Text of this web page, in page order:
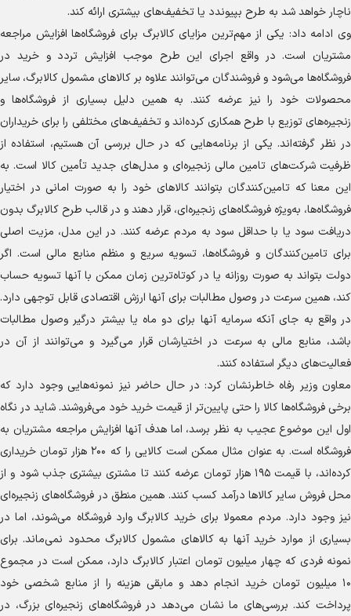
ناچار خواهد شد به طرح بپیوندد یا تخفیف‌های بیشتری ارائه کند.
وی ادامه داد: یکی از مهم‌ترین مزایای کالابرگ برای فروشگاه‌ها افزایش مراجعه
مشتریان است. در واقع اجرای این طرح موجب افزایش تردد و خرید در
فروشگاه‌ها می‌شود و فروشندگان می‌توانند علاوه بر کالا‌های مشمول کالابرگ، سایر
محصولات خود را نیز عرضه کنند. به همین دلیل بسیاری از فروشگاه‌ها و
زنجیره‌های توزیع با طرح همکاری کرده‌اند و تخفیف‌های مختلفی را برای خریداران
در نظر گرفته‌اند. یکی از برنامه‌هایی که در حال بررسی آن هستیم، استفاده از
ظرفیت شرکت‌های تامین مالی زنجیره‌ای و مدل‌های جدید تأمین کالا است. به
این معنا که تامین‌کنندگان بتوانند کالا‌های خود را به صورت امانی در اختیار
فروشگاه‌ها، به‌ویژه فروشگاه‌های زنجیره‌ای، قرار دهند و در قالب طرح کالابرگ بدون
دریافت سود یا با حداقل سود به مردم عرضه کنند. در این مدل، مزیت اصلی
برای تامین‌کنندگان و فروشگاه‌ها، تسویه سریع و منظم منابع مالی است. اگر
دولت بتواند به صورت روزانه یا در کوتاه‌ترین زمان ممکن با آنها تسویه حساب
کند، همین سرعت در وصول مطالبات برای آنها ارزش اقتصادی قابل توجهی دارد.
در واقع به جای آنکه سرمایه آنها برای دو ماه یا بیشتر درگیر وصول مطالبات
باشد، منابع مالی به سرعت در اختیارشان قرار می‌گیرد و می‌توانند از آن در
فعالیت‌های دیگر استفاده کنند.
معاون وزیر رفاه خاطرنشان کرد: در حال حاضر نیز نمونه‌هایی وجود دارد که
برخی فروشگاه‌ها کالا را حتی پایین‌تر از قیمت خرید خود می‌فروشند. شاید در نگاه
اول این موضوع عجیب به نظر برسد، اما هدف آنها افزایش مراجعه مشتریان به
فروشگاه است. به عنوان مثال ممکن است کالایی را که ۲۰۰ هزار تومان خریداری
کرده‌اند، با قیمت ۱۹۵ هزار تومان عرضه کنند تا مشتری بیشتری جذب شود و از
محل فروش سایر کالا‌ها درآمد کسب کنند. همین منطق در فروشگاه‌های زنجیره‌ای
نیز وجود دارد. مردم معمولا برای خرید کالابرگ وارد فروشگاه می‌شوند، اما در
بسیاری از موارد خرید آنها به کالا‌های مشمول کالابرگ محدود نمی‌ماند. برای
نمونه فردی که چهار میلیون تومان اعتبار کالابرگ دارد، ممکن است در مجموع
۱۰ میلیون تومان خرید انجام دهد و مابقی هزینه را از منابع شخصی خود
پرداخت کند. بررسی‌های ما نشان می‌دهد در فروشگاه‌های زنجیره‌ای بزرگ، در